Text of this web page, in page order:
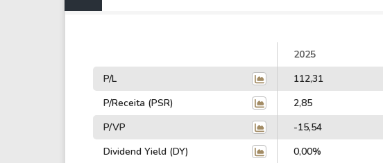
2025
P/L
112,31
P/Receita (PSR)
2,85
P/VP
-15,54
Dividend Yield (DY)
0,00%